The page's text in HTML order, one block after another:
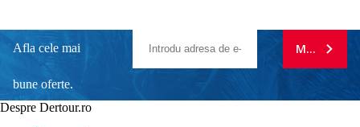
Afla cele mai
bune oferte.
MA
Despre Dertour.ro